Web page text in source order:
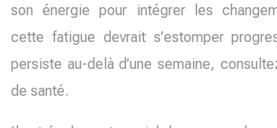
son énergie pour intégrer les
cette fatigue devrait s’estomper
persiste au-delà d’une semaine,
de santé.